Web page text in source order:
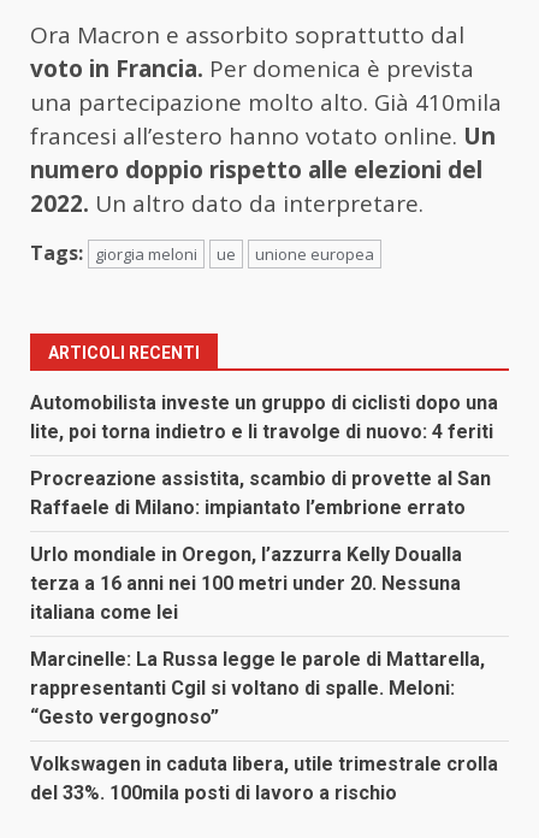
Ora Macron e assorbito soprattutto dal
voto in Francia. Per domenica è prevista
una partecipazione molto alto. Già 410mila
francesi all’estero hanno votato online. Un
numero doppio rispetto alle elezioni del
2022. Un altro dato da interpretare.
Tags: giorgia meloni ue unione europea
ARTICOLI RECENTI
Automobilista investe un gruppo di ciclisti dopo una
lite, poi torna indietro e li travolge di nuovo: 4 feriti
Procreazione assistita, scambio di provette al San
Raffaele di Milano: impiantato l’embrione errato
Urlo mondiale in Oregon, l’azzurra Kelly Doualla
terza a 16 anni nei 100 metri under 20. Nessuna
italiana come lei
Marcinelle: La Russa legge le parole di Mattarella,
rappresentanti Cgil si voltano di spalle. Meloni:
“Gesto vergognoso”
Volkswagen in caduta libera, utile trimestrale crolla
del 33%. 100mila posti di lavoro a rischio